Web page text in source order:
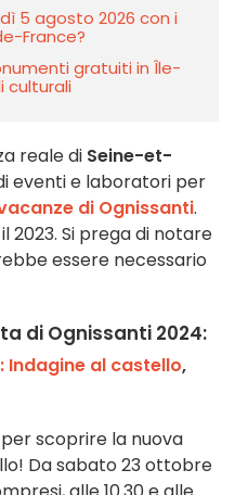
5 agosto 2026 con i
France?
gratuiti in Île-
culturali
reale di Seine-et-
eventi e laboratori per
di Ognissanti.
2023. Si prega di notare
essere necessario
di Ognissanti 2024:
al castello,
scoprire la nuova
Da sabato 23 ottobre